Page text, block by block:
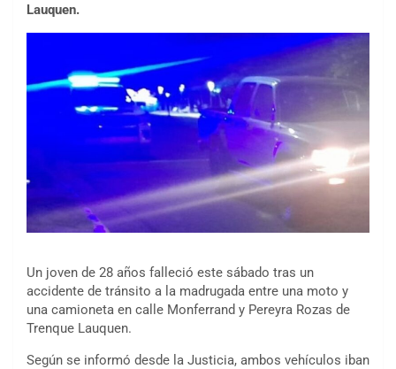
Lauquen.
Un joven de 28 años falleció este sábado tras un
accidente de tránsito a la madrugada entre una moto y
una camioneta en calle Monferrand y Pereyra Rozas de
Trenque Lauquen.
Según se informó desde la Justicia, ambos vehículos iban